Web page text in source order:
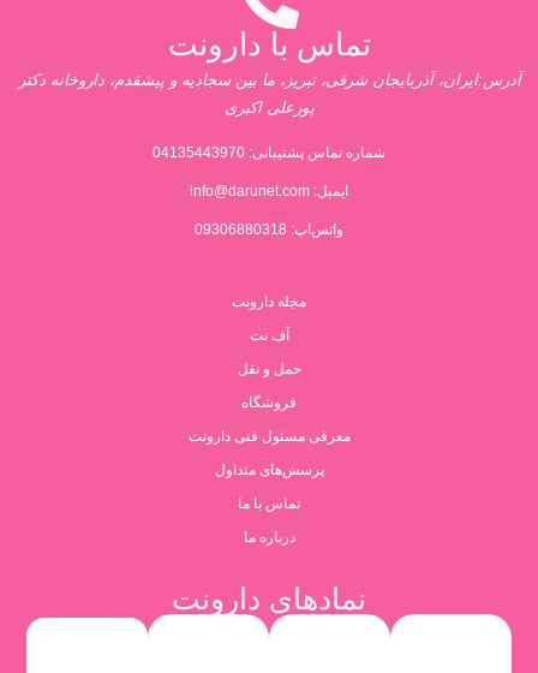
تماس با دارونت
آدرس:ایران، آذربایجان شرقی، تبریز، ما بین سجادیه و پیشقدم، داروخانه دکتر
پورعلی اکبری
شماره تماس پشتیبانی: 04135443970
ایمیل: info@darunet.com
واتس‌اپ: 09306880318
مجله دارونت
آف نت
حمل و نقل
فروشگاه
معرفی مسئول فنی دارونت
پرسش‌های متداول
تماس با ما
درباره ما
نمادهای دارونت